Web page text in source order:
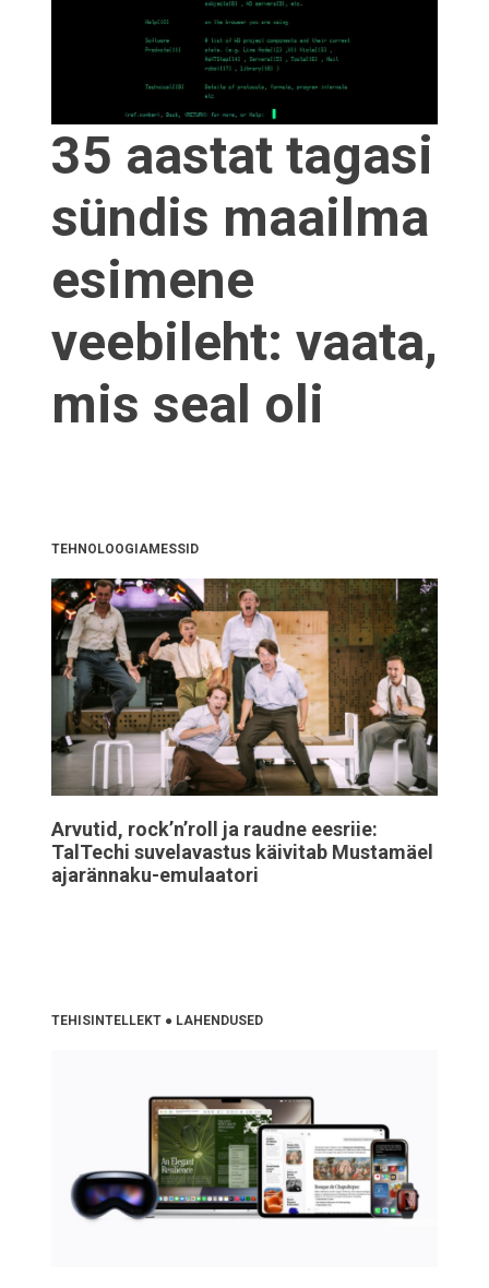
35 aastat tagasi
sündis maailma
esimene
veebileht: vaata,
mis seal oli
TEHNOLOOGIAMESSID
Arvutid, rock’n’roll ja raudne eesriie:
TalTechi suvelavastus käivitab Mustamäel
ajarännaku-emulaatori
TEHISINTELLEKT ● LAHENDUSED